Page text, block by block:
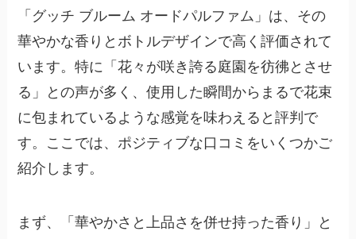
「グッチ ブルーム オードパルファム」は、その
華やかな香りとボトルデザインで高く評価されて
います。特に「花々が咲き誇る庭園を彷彿とさせ
る」との声が多く、使用した瞬間からまるで花束
に包まれているような感覚を味わえると評判で
す。ここでは、ポジティブな口コミをいくつかご
紹介します。
まず、「華やかさと上品さを併せ持った香り」と